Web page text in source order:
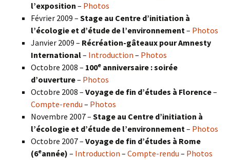
l’exposition – Photos
Février 2009 – Stage au Centre d’initiation à
l’écologie et d’étude de l’environnement– Photos
Janvier 2009 – Récréation-gâteaux pour Amnesty
International– Introduction – Photos
Octobre 2008 – 100e anniversaire : soirée
d’ouverture– Photos
Octobre 2008 – Voyage de fin d’études à Florence–
Compte-rendu – Photos
Novembre 2007 – Stage au Centre d’initiation à
l’écologie et d’étude de l’environnement– Photos
Octobre 2007 – Voyage de fin d’études à Rome
(6eannée) – Introduction – Compte-rendu – Photos